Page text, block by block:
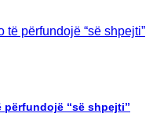
“së shpejti”